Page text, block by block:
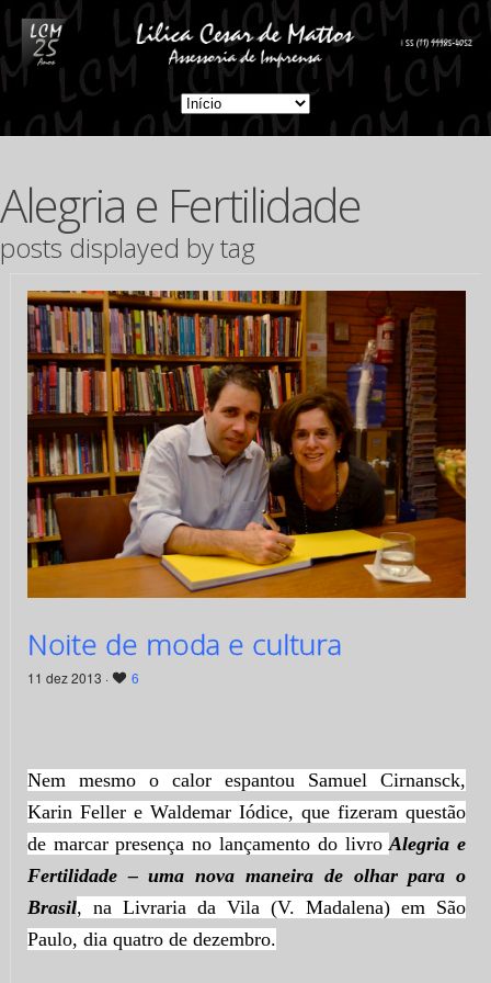
Alegria e Fertilidade
posts displayed by tag
Noite de moda e cultura
11 dez 2013 · 6
Nem mesmo o calor espantou Samuel Cirnansck,
Karin Feller e Waldemar Iódice, que fizeram questão
de marcar presença no lançamento do livroAlegria e
Fertilidade – uma nova maneira de olhar para o
Brasil, na Livraria da Vila (V. Madalena) em São
Paulo, dia quatro de dezembro.